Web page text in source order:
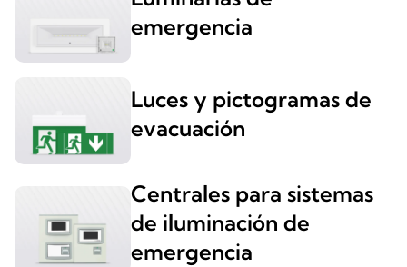
emergencia
Luces y pictogramas de
evacuación
Centrales para sistemas
de iluminación de
emergencia